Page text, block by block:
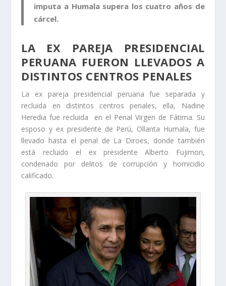
imputa a Humala supera los cuatro años de
cárcel.
LA EX PAREJA PRESIDENCIAL
PERUANA FUERON LLEVADOS A
DISTINTOS CENTROS PENALES
La ex pareja presidencial peruana fue separada y
recluida en distintos centros penales, ella, Nadine
Heredia fue recluida en el Penal Virgen de Fátima. Su
esposo y ex presidente de Perú, Ollanta Humala, fue
llevado hasta el penal de La Diroes, donde también
está recluido el ex presidente Alberto Fujimori,
condenado por delitos de corrupción y homicidio
calificado.